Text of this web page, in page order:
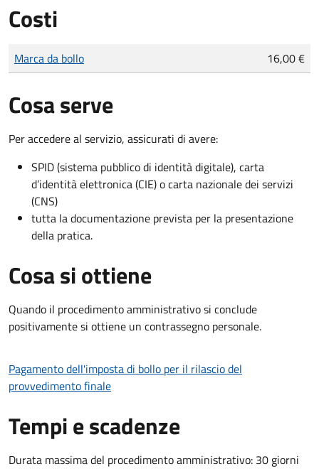
Costi
Tipo di pagamento
Importo
Marca da bollo 16,00 €
Cosa serve
Per accedere al servizio, assicurati di avere:
SPID (sistema pubblico di identità digitale), carta
d’identità elettronica (CIE) o carta nazionale dei servizi
(CNS)
tutta la documentazione prevista per la presentazione
della pratica.
Cosa si ottiene
Quando il procedimento amministrativo si conclude
positivamente si ottiene un contrassegno personale.
Pagamento dell'imposta di bollo per il rilascio del
provvedimento finale
Tempi e scadenze
Durata massima del procedimento amministrativo: 30 giorni